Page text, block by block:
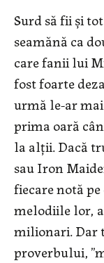
Surd să fii și
seamănă ca
care fanii lui
fost foarte
urmă le-ar
prima oară
la alții. Dacă
sau Iron
fiecare notă
melodiile lor,
milionari. Dar
proverbului,